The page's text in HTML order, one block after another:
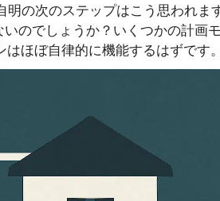
の次のステップはこう思われま
のでしょうか？いくつかの計画
ほぼ自律的に機能するはずです。